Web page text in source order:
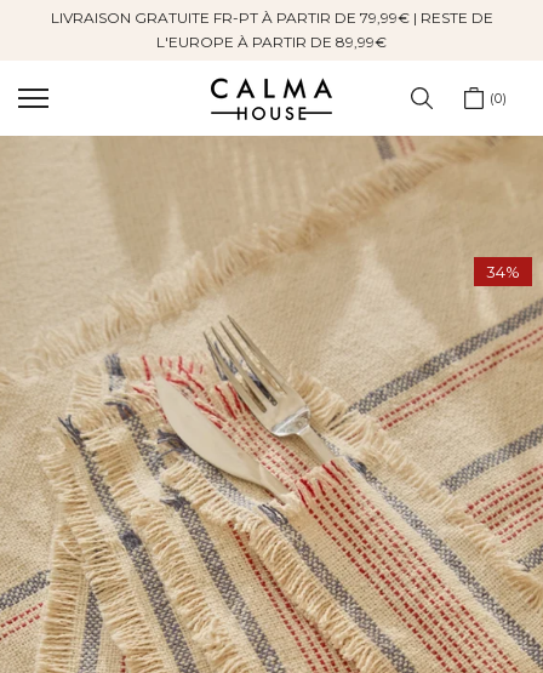
SauterLIVRAISON GRATUITE FR-PT À PARTIR DE 79,99€ | RESTE DE
L'EUROPE À PARTIR DE 89,99€
0
34%